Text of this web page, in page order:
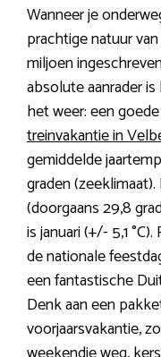
Wanneer je
prachtige natuur
miljoen
absolute aanrader
het weer: een
treinvakantie in
gemiddelde
graden
(doorgaans 29,8
is januari (+/- 5,1
de nationale
een fantastische
Denk aan een
voorjaarsvakantie,